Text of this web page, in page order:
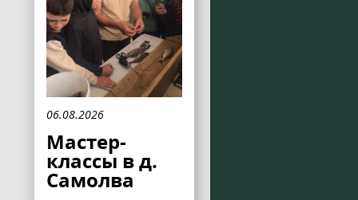
06.08.2026
Мастер-
классы в д.
Самолва